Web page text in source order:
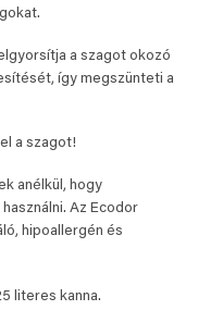
a szagot okozó
így megszünteti a
a szagot!
anélkül, hogy
Az Ecodor
hipoallergén és
literes kanna.